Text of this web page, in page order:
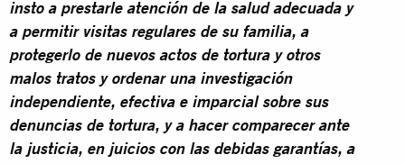
insto a prestarle atención de la salud adecuada y
a permitir visitas regulares de su familia, a
protegerlo de nuevos actos de tortura y otros
malos tratos y ordenar una investigación
independiente, efectiva e imparcial sobre sus
denuncias de tortura, y a hacer comparecer ante
la justicia, en juicios con las debidas garantías, a